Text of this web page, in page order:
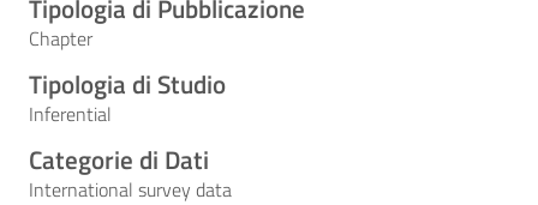
Tipologia di Pubblicazione
Chapter
Tipologia di Studio
Inferential
Categorie di Dati
International survey data